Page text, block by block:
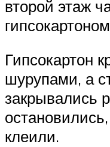
второй этаж
Гипсокартон
шурупами, а
закрывались
клеили.